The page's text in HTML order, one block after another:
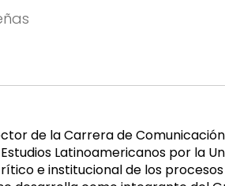
de la Carrera de
Latinoamericanos por la
e institucional de los procesos